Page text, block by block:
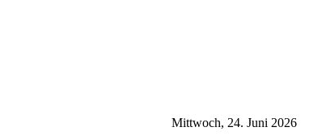
Mittwoch, 24. Juni 2026